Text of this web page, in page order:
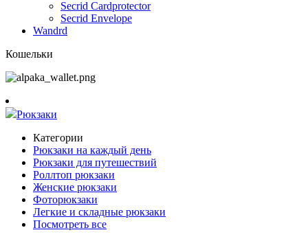
Secrid Cardprotector
Secrid Envelope
Wandrd
Кошельки
Рюкзаки
Категории
Рюкзаки на каждый день
Рюкзаки для путешествий
Роллтоп рюкзаки
Женские рюкзаки
Фоторюкзаки
Легкие и складные рюкзаки
Посмотреть все